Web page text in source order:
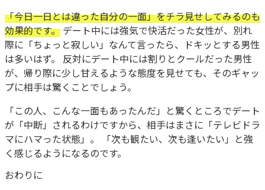
「今日一日とは違った自分の一面」をチラ見せしてみるのも
効果的です。 デート中には強気で快活だった女性が、別れ
際に「ちょっと寂しい」なんて言ったら、ドキッとする男性
は多いはず。 反対にデート中には割りとクールだった男性
が、帰り際に少し甘えるような態度を見せても、そのギャッ
プに相手は驚くことでしょう。
「この人、こんな一面もあったんだ」と驚くところでデート
が「中断」されるわけですから、相手はまさに「テレビドラ
マにハマった状態」。 「次も観たい、次も逢いたい」と強
く感じるようになるのです。
おわりに